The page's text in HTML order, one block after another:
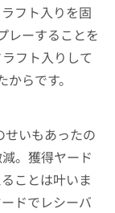
フト入りを固
レーすることを
フト入りして
らです。
いもあったの
。獲得ヤード
ことは叶いま
ドでレシーバ